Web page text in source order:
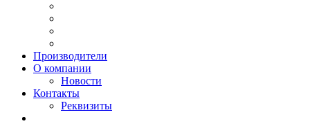
Производители
О компании
Новости
Контакты
Реквизиты